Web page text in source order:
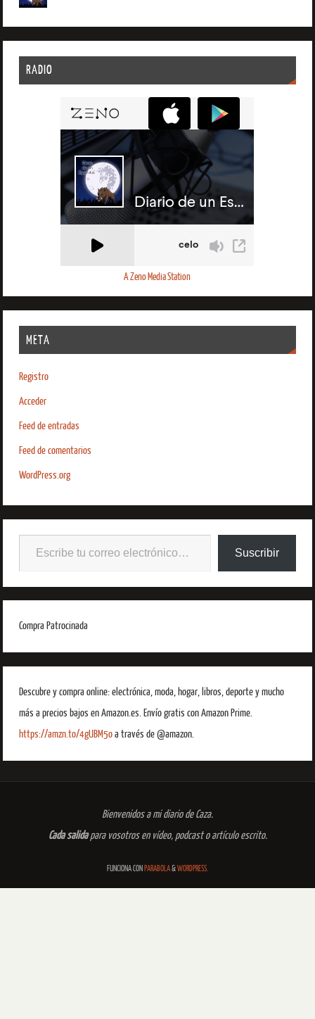
RADIO
A Zeno Media Station
META
Registro
Acceder
Feed de entradas
Feed de comentarios
WordPress.org
Suscribir
Compra Patrocinada
Descubre y compra online: electrónica, moda, hogar, libros, deporte y mucho
más a precios bajos en Amazon.es. Envío gratis con Amazon Prime.
https://amzn.to/4gUBM5oa través de @amazon.
Bienvenidos a mi diario de Caza.
Cada salidapara vosotros en vídeo, podcast o artículo escrito.
FUNCIONA CON PARABOLA&WORDPRESS.